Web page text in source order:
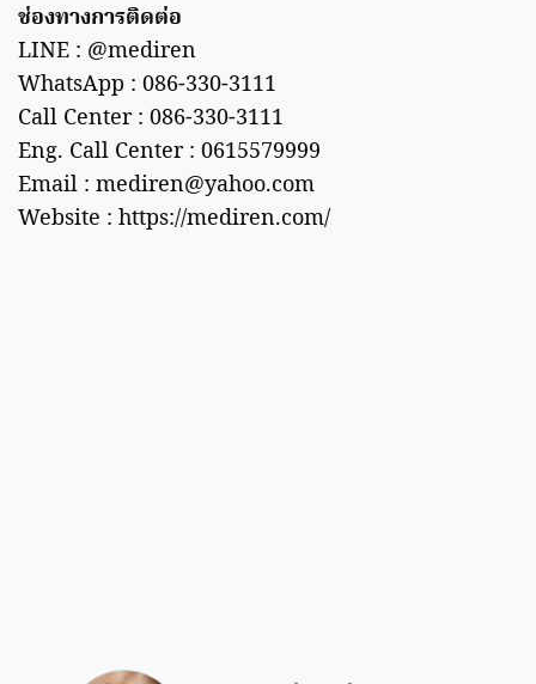
ช่องทางการติดต่อ
LINE : @mediren
WhatsApp : 086-330-3111
Call Center : 086-330-3111
Eng. Call Center : 0615579999
Email : mediren@yahoo.com
Website : https://mediren.com/